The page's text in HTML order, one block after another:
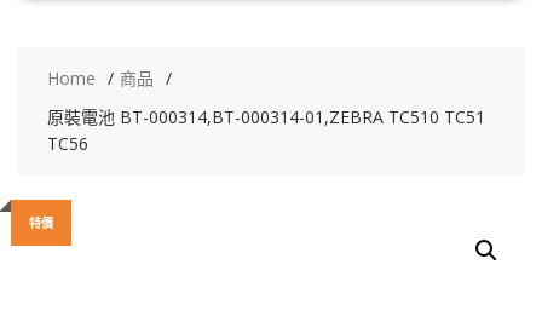
Home
商品
原裝電池 BT-000314,BT-000314-01,ZEBRA TC510 TC51
TC56
特價